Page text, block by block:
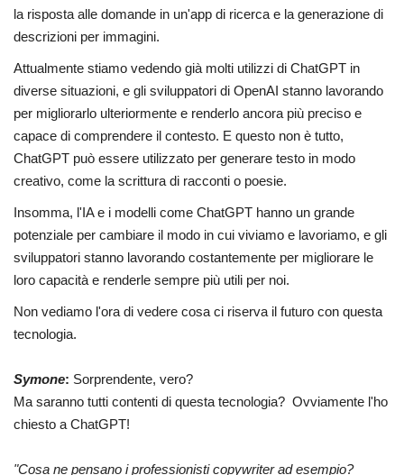
la risposta alle domande in un'app di ricerca e la generazione di
descrizioni per immagini.
Attualmente stiamo vedendo già molti utilizzi di ChatGPT in
diverse situazioni, e gli sviluppatori di OpenAI stanno lavorando
per migliorarlo ulteriormente e renderlo ancora più preciso e
capace di comprendere il contesto. E questo non è tutto,
ChatGPT può essere utilizzato per generare testo in modo
creativo, come la scrittura di racconti o poesie.
Insomma, l'IA e i modelli come ChatGPT hanno un grande
potenziale per cambiare il modo in cui viviamo e lavoriamo, e gli
sviluppatori stanno lavorando costantemente per migliorare le
loro capacità e renderle sempre più utili per noi.
Non vediamo l'ora di vedere cosa ci riserva il futuro con questa
tecnologia.
Symone: Sorprendente, vero?
Ma saranno tutti contenti di questa tecnologia? Ovviamente l'ho
chiesto a ChatGPT!
"Cosa ne pensano i professionisti copywriter ad esempio?